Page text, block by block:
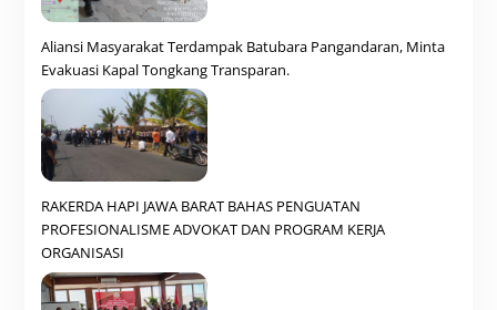
Aliansi Masyarakat Terdampak Batubara Pangandaran, Minta
Evakuasi Kapal Tongkang Transparan.
RAKERDA HAPI JAWA BARAT BAHAS PENGUATAN
PROFESIONALISME ADVOKAT DAN PROGRAM KERJA
ORGANISASI